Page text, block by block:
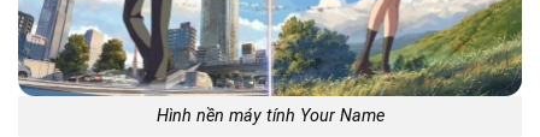
Hình nền máy tính Your Name